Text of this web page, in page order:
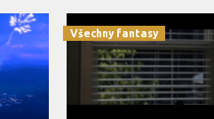
Všechny fantasy